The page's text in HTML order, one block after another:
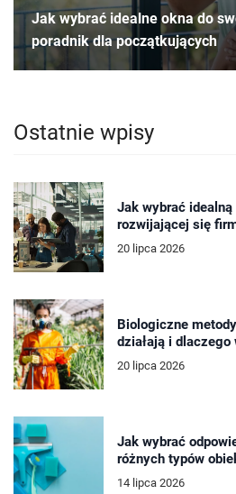
Jak wybrać idealne okna do
poradnik dla początkujących
Ostatnie wpisy
Jak wybrać
rozwijającej się
20 lipca 2026
Biologiczne
działają i
20 lipca 2026
Jak wybrać
różnych typów
14 lipca 2026